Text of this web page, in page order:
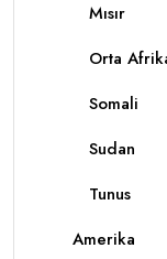
Mısır
Orta
Somali
Sudan
Tunus
Amerika